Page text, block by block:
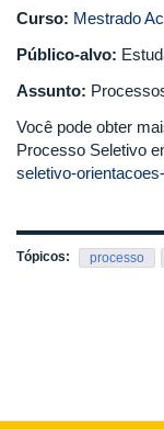
Curso: Mestrado
Público-alvo:
Assunto:
Você pode obter
Processo Seletivo
seletivo-
Tópicos: processo